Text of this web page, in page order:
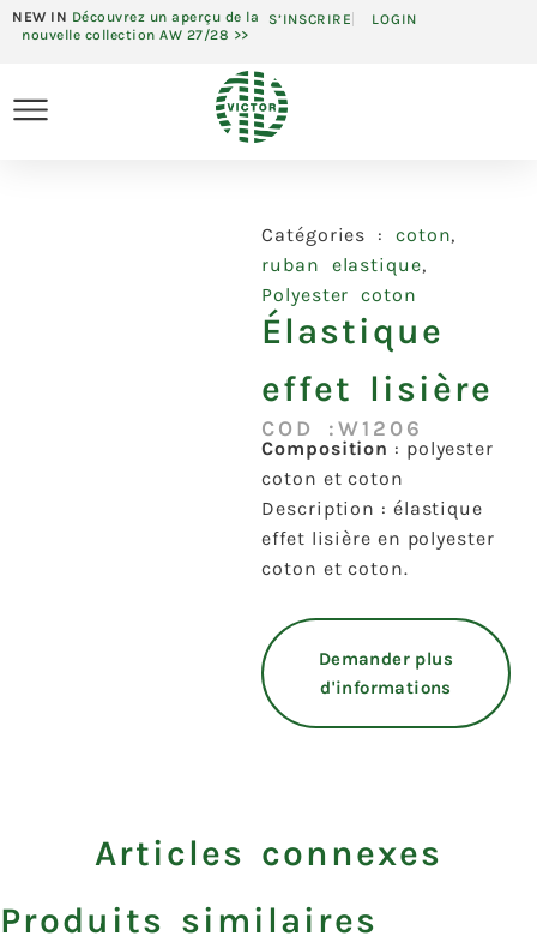
NEW IN Découvrez un aperçu de la
nouvelle collection AW 27/28 >>
S’INSCRIRE LOGIN
Catégories : coton,
ruban elastique,
Polyester coton
Élastique
effet lisière
COD :W1206
Composition : polyester
coton et coton
Description : élastique
effet lisière en polyester
coton et coton.
Demander plus
d'informations
Articles connexes
Produits similaires